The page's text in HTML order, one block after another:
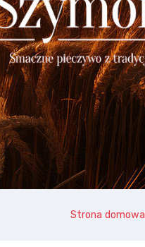
Strona domowa